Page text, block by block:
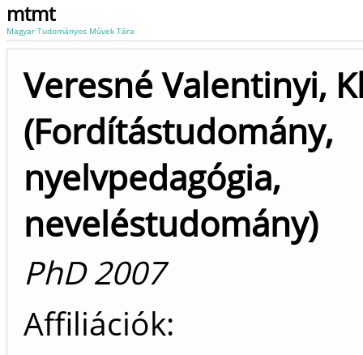
mtmt
Magyar Tudományos Művek Tára
Veresné Valentinyi,
(Fordítástudomány,
nyelvpedagógia,
neveléstudomány)
PhD 2007
Affiliációk